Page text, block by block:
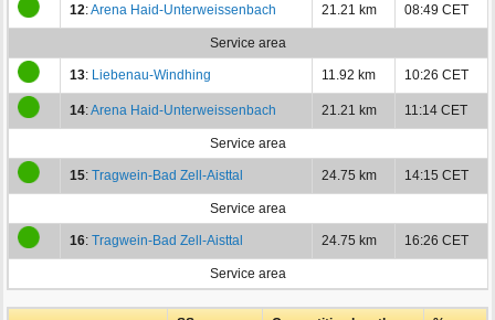
12:Arena Haid-Unterweissenbach 21.21 km 08:49 CET
Service area
13: Liebenau-Windhing 11.92 km 10:26 CET
14:Arena Haid-Unterweissenbach 21.21 km 11:14 CET
Service area
15: Tragwein-Bad Zell-Aisttal 24.75 km 14:15 CET
Service area
16: Tragwein-Bad Zell-Aisttal 24.75 km 16:26 CET
Service area